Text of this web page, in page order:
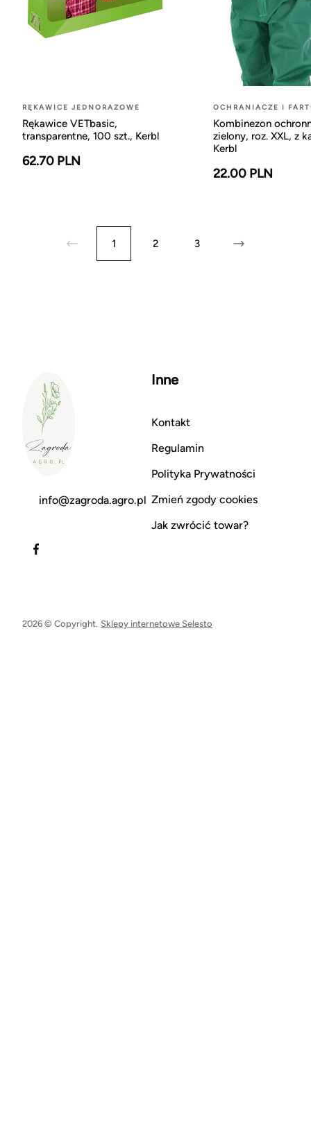
RĘKAWICE JEDNORAZOWE
Rękawice VETbasic,
transparentne, 100 szt., Kerbl
62.70 PLN
OCHRANIACZE I
Kombinezon
zielony, roz. XXL, z
Kerbl
22.00 PLN
1 2 3
info@zagroda.agro.pl
Inne
Kontakt
Regulamin
Polityka Prywatności
Zmień zgody cookies
Jak zwrócić towar?
2026 © Copyright. Sklepy internetowe Selesto